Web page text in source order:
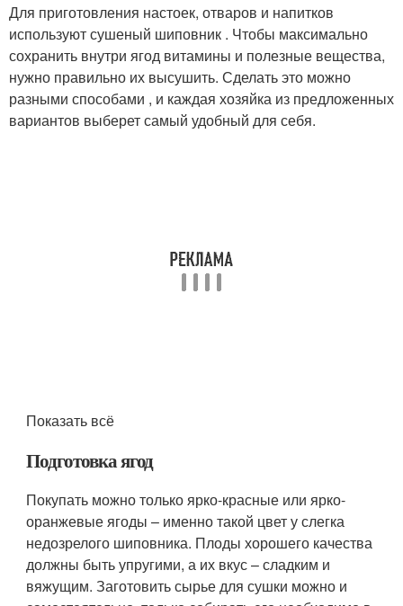
Для приготовления настоек, отваров и напитков
используют сушеный шиповник . Чтобы максимально
сохранить внутри ягод витамины и полезные вещества,
нужно правильно их высушить. Сделать это можно
разными способами , и каждая хозяйка из предложенных
вариантов выберет самый удобный для себя.
Показать всё
Подготовка ягод
Покупать можно только ярко-красные или ярко-
оранжевые ягоды – именно такой цвет у слегка
недозрелого шиповника. Плоды хорошего качества
должны быть упругими, а их вкус – сладким и
вяжущим. Заготовить сырье для сушки можно и